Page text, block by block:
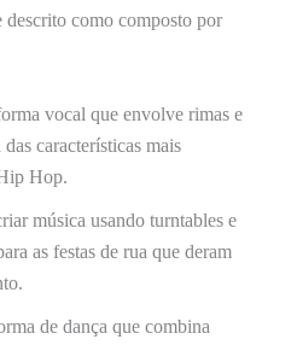
como composto por
vocal que envolve rimas e
características mais
Hop.
música usando turntables e
as festas de rua que deram
de dança que combina